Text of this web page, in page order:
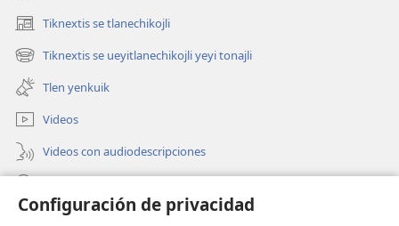
Configuración de privacidad
Tiknextis se tlanechikojli
(abre
una
nueva
ventana)
Tiknextis se ueyitlanechikojli yeyi tonajli
(abre
una
nueva
ventana)
Tlen yenkuik
Videos
Videos con audiodescripciones